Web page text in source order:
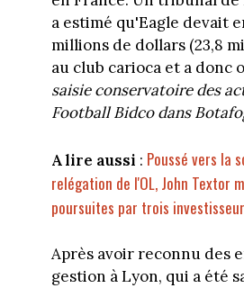
a estimé qu'Eagle devait
millions de dollars (23,8
au club carioca et a donc
saisie conservatoire des
Football Bidco dans
A lire aussi : Poussé vers la
relégation de l'OL, John Textor
poursuites par trois
Après avoir reconnu des
gestion à Lyon, qui a été